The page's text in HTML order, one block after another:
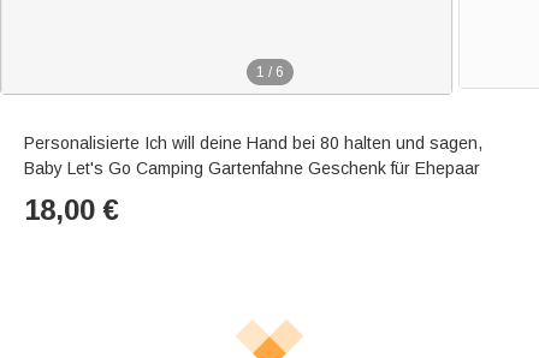
1 / 6
Personalisierte Ich will deine Hand bei 80 halten und sagen,
Baby Let's Go Camping Gartenfahne Geschenk für Ehepaar
18,00 €